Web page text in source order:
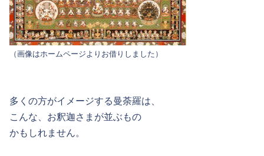
（画像はホームページよりお借りしました）
多くの方がイメージする曼荼羅は、
こんな、お釈迦さまが並ぶもの
かもしれません。